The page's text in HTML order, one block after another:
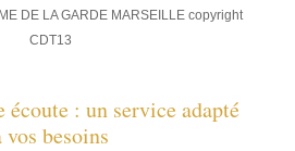
DE LA GARDE MARSEILLE copyright
CDT13
écoute : un service adapté
vos besoins